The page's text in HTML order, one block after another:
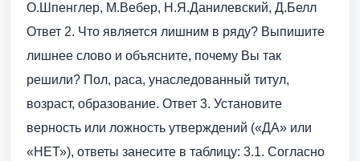
О.Шпенглер, М.Вебер, Н.Я.Данилевский, Д.Белл
Ответ 2. Что является лишним в ряду? Выпишите
лишнее слово и объясните, почему Вы так
решили? Пол, раса, унаследованный титул,
возраст, образование. Ответ 3. Установите
верность или ложность утверждений («ДА» или
«НЕТ»), ответы занесите в таблицу: 3.1. Согласно